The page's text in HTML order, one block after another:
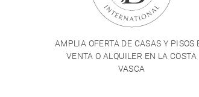
AMPLIA OFERTA DE CASAS Y PISOS
VENTA O ALQUILER EN LA COSTA
VASCA